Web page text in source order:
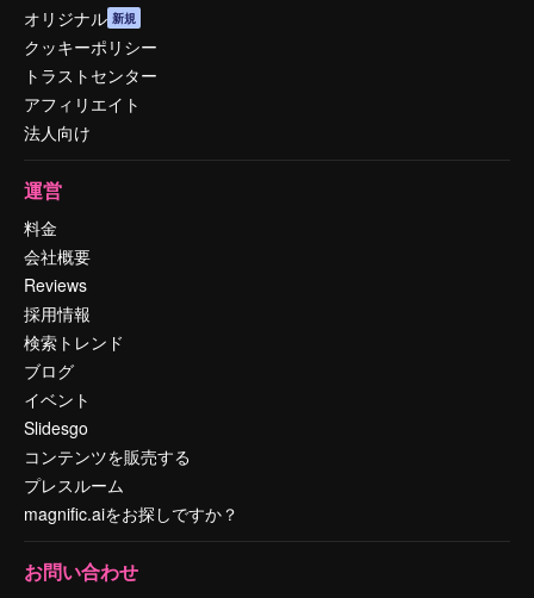
オリジナル 新規
クッキーポリシー
トラストセンター
アフィリエイト
法人向け
運営
料金
会社概要
Reviews
採用情報
検索トレンド
ブログ
イベント
Slidesgo
コンテンツを販売する
プレスルーム
magnific.aiをお探しですか？
お問い合わせ